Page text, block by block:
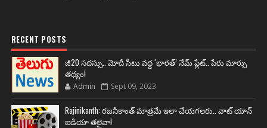
RECENT POSTS
జీ20 సదస్సు.. మోదీ సీటు వద్ద ‘భారత్’ నేమ్ ప్లేట్‌.. పేరు మార్పు
తథ్యం!
Admin Sept 09, 2023
Rajinikanth: రజనీకాంత్ మాత్రమే ఇలా చేయగలరు.. వాట్ యాన్
ఐడియా తలైవా!